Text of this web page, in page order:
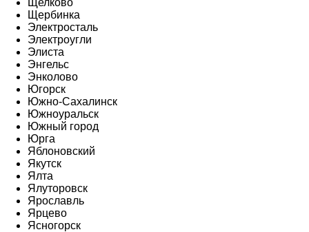
Щелково
Щербинка
Электросталь
Электроугли
Элиста
Энгельс
Энколово
Югорск
Южно-Сахалинск
Южноуральск
Южный город
Юрга
Яблоновский
Якутск
Ялта
Ялуторовск
Ярославль
Ярцево
Ясногорск